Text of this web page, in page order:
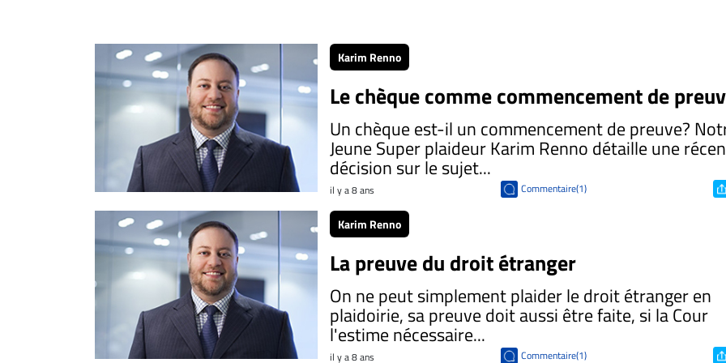
Karim Renno
Le chèque comme commencement de
Un chèque est-il un commencement de preuve?
Jeune Super plaideur Karim Renno détaille une
décision sur le sujet...
il y a 8 ans Commentaire(1)
Karim Renno
La preuve du droit étranger
On ne peut simplement plaider le droit étranger en
plaidoirie, sa preuve doit aussi être faite, si la Cour
l'estime nécessaire...
il y a 8 ans Commentaire(1)